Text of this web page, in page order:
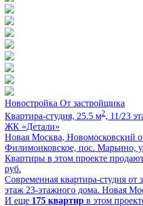
Новостройка От застройщика
Квартира-cтудия, 25.5 м2, 11/23
ЖК «Детали»
Новая Москва, Новомосковский
Филимонковское, пос. Марьино,
Квартиры в этом проекте
руб.
Современная квартира-cтудия от
этаж 23-этажного дома. Новая
И еще 175 квартир в этом